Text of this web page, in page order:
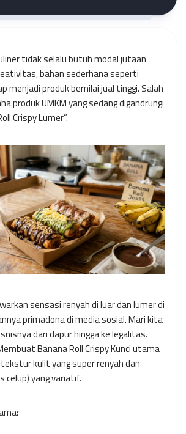
tidak selalu butuh modal jutaan
bahan sederhana seperti
menjadi produk bernilai jual tinggi. Salah
produk UMKM yang sedang digandrungi
Crispy Lumer”.
sensasi renyah di luar dan lumer di
primadona di media sosial. Mari kita
dari dapur hingga ke legalitas.
Banana Roll Crispy Kunci utama
kulit yang super renyah dan
celup) yang variatif.